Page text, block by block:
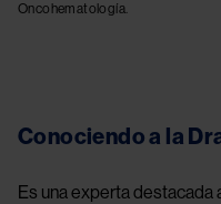
Oncohematología.
Conociendo a la
Es una experta destacada